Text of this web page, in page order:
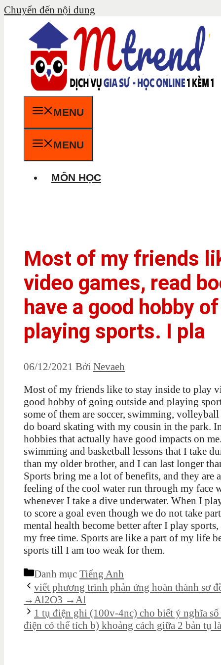
Chuyển đến nội dung
MENU
MENU
MÔN HỌC
Most of my friends
video games, read
have a good hobby
playing sports. I pla
06/12/2021 Bởi Nevaeh
Most of my friends like to stay inside to play
good hobby of going outside and playing
some of them are soccer, swimming,
do board skating with my cousin in the park.
hobbies that actually have good impacts on
swimming and basketball lessons that I take
than my older brother, and I can last longer
Sports bring me a lot of benefits, and they are
feeling of the cool water run through my face
whenever I take a dive underwater. When I
to score a goal even though we do not take
mental health become better after I play
my free time. Sports are like a part of my life
sports till I am too weak for them.
Danh mục Tiếng Anh
viết phương trình phản ứng hoàn thành
→Al2O3 →Al
1 tụ điện ghi (100v-4nc) cho biết ý nghĩa
điện có thể tích b) khoảng cách giữa 2 bản tụ